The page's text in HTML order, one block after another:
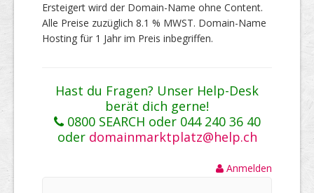
Ersteigert wird der Domain-Name ohne Content.
Alle Preise zuzüglich 8.1 % MWST. Domain-Name
Hosting für 1 Jahr im Preis inbegriffen.
Hast du Fragen? Unser Help-Desk
berät dich gerne!
0800 SEARCH oder 044 240 36 40
oder domainmarktplatz@help.ch
Anmelden